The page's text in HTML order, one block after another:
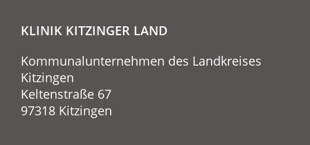
KLINIK KITZINGER LAND
Kommunalunternehmen des Landkreises
Kitzingen
Keltenstraße 67
97318 Kitzingen